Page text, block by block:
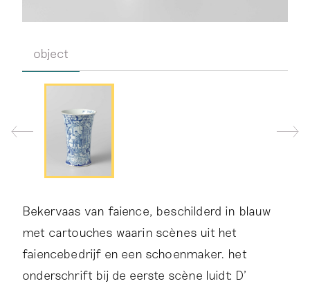
object
Bekervaas van faience, beschilderd in blauw
met cartouches waarin scènes uit het
faiencebedrijf en een schoenmaker. het
onderschrift bij de eerste scène luidt: D'